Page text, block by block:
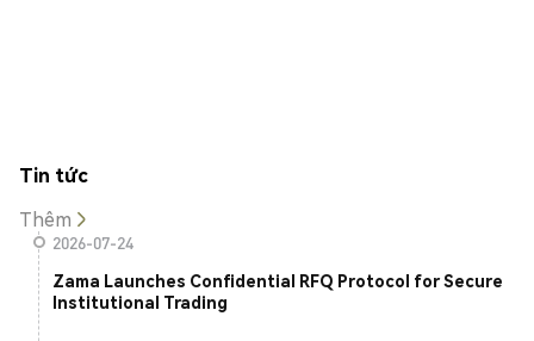
Tin tức
Thêm
2026-07-24
Zama Launches Confidential RFQ Protocol for Secure
Institutional Trading